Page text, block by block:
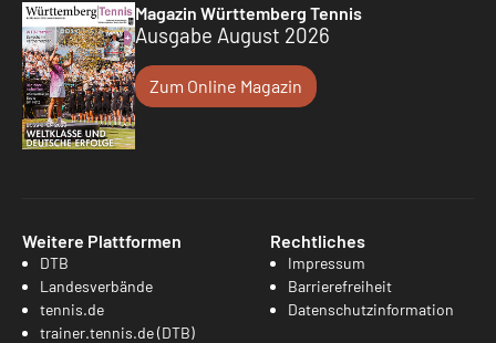
Magazin Württemberg Tennis
Ausgabe August 2026
Zum Online Magazin
Weitere Plattformen
DTB
Landesverbände
tennis.de
trainer.tennis.de (DTB)
Rechtliches
Impressum
Barrierefreiheit
Datenschutzinformation